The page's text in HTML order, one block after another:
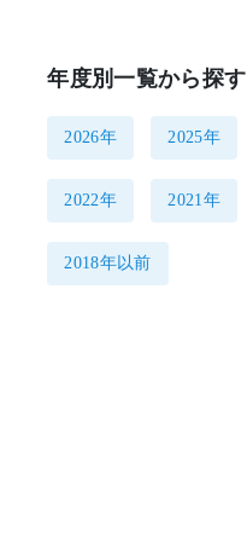
年度別一覧から探す
2026年 2025年
2022年 2021年
2018年以前